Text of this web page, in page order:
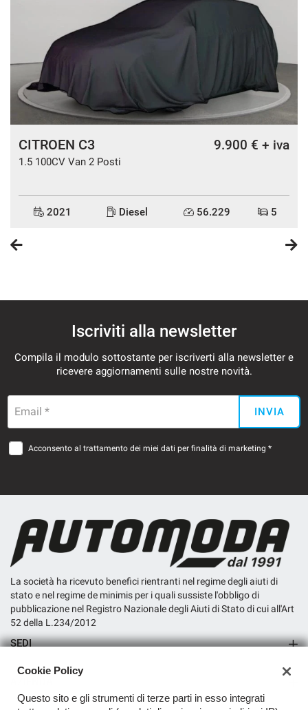
CITROEN C3
1.5 100CV Van 2 Posti
9.900 € + iva
2021 Diesel 56.229 5
Iscriviti alla newsletter
Compila il modulo sottostante per iscriverti alla newsletter e
ricevere aggiornamenti sulle nostre novità.
Email * INVIA
Acconsento al trattamento dei miei dati per finalità di marketing *
La società ha ricevuto benefici rientranti nel regime degli aiuti di
stato e nel regime de minimis per i quali sussiste l'obbligo di
pubblicazione nel Registro Nazionale degli Aiuti di Stato di cui all'Art
52 della L.234/2012
SEDI
Cookie Policy
Questo sito e gli strumenti di terze parti in esso integrati